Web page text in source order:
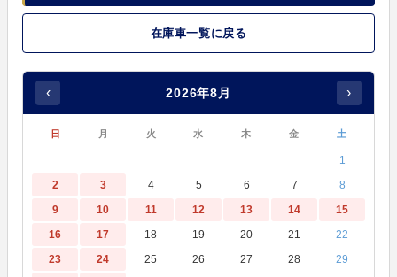
在庫車一覧に戻る
‹ 2026年8月 ›
日 月 火 水 木 金 土
1
2
3 4 5 6 7
8
9
10 11 12 13 14
15
16
17 18 19 20 21
22
23
24 25 26 27 28
29